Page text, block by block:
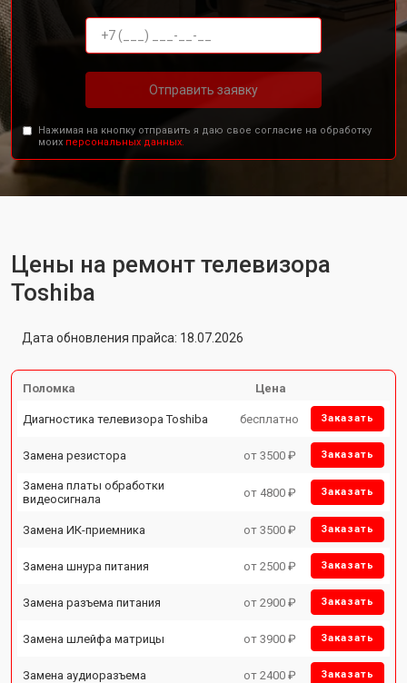
Отправить заявку
Нажимая на кнопку отправить я даю свое согласие на обработку
моих персональных данных.
Цены на ремонт телевизора
Toshiba
Дата обновления прайса: 18.07.2026
Поломка Цена
Диагностика телевизора Toshiba бесплатно Заказать
Замена резистора от 3500 ₽ Заказать
Замена платы обработки
видеосигнала
от 4800 ₽ Заказать
Замена ИК-приемника от 3500 ₽ Заказать
Замена шнура питания от 2500 ₽ Заказать
Замена разъема питания от 2900 ₽ Заказать
Замена шлейфа матрицы от 3900 ₽ Заказать
Замена аудиоразъема от 2400 ₽ Заказать